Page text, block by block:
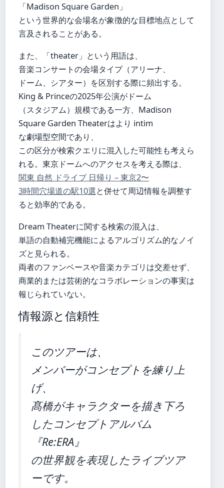
「Madison Square Garden」
という世界的な会場名が象徴的な目標地点として
言及されることがある。
また、「theater」という用語は、
音楽コンサートの会場タイプ（アリーナ、
ドーム、シアター）を区別する際に頻出する。
King & Princeの2025年公演がドーム
（スタジアム）規模である一方、Madison
Square Garden Theaterはより intim
な劇場型空間であり、
この区分が検索クエリに混入した可能性も考えら
れる。東京ドームへのアクセスを考える際は、
関東 自然 ドライブ 日帰り – 東京2〜
3時間穴場道の駅10選と併せて周辺情報を調整す
ると効率的である。
Dream Theaterに関する検索の混入は、
単語の自動補完機能によるアルゴリズム的なノイ
ズと見られる。
両者のファンベースや音楽カテゴリは交差せず、
商業的または芸術的なコラボレーションの事実は
報じられていない。
情報源と信頼性
このツアーは、
メンバーがコンセプトを練り上
げ、
髙橋がキャラクターを描き下ろ
したコンセプトアルバム
『Re:ERA』
の世界観を表現したライブツア
ーです。